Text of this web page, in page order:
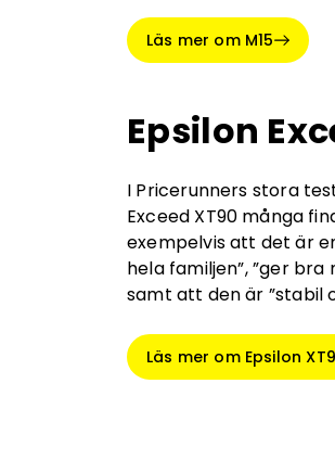
Läs mer om M15
Epsilon
I Pricerunners stora
Exceed XT90 många
exempelvis att det är
hela familjen”, ”ger
samt att den är ”stabil
Läs mer om Epsilon